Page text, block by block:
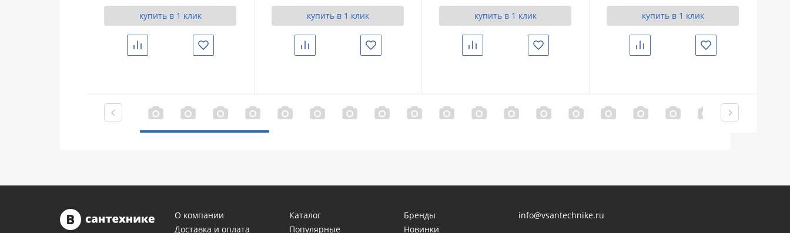
купить в 1 клик
Сравнить Избранное
купить в 1 клик
Сравнить Избранное
купить в 1 клик
Сравнить Избранное
купить в 1 клик
Сравнить Избранное
О компании
Доставка и оплата
Каталог
Популярные
Бренды
Новинки
info@vsantechnike.ru